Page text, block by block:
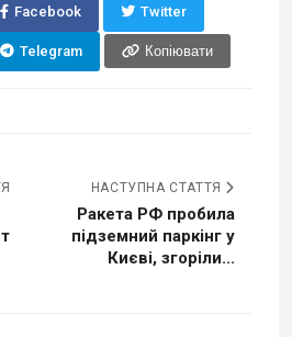
Facebook Twitter
Telegram Копіювати
НАСТУПНА СТАТТЯ
Ракета РФ пробила
підземний паркінг у
Києві, згоріли...